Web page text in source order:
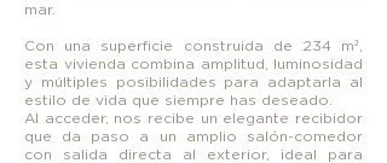
mar.
Con una superficie construida de 234 m²,
esta vivienda combina amplitud, luminosidad
y múltiples posibilidades para adaptarla al
estilo de vida que siempre has deseado.
Al acceder, nos recibe un elegante recibidor
que da paso a un amplio salón-comedor
con salida directa al exterior, ideal para